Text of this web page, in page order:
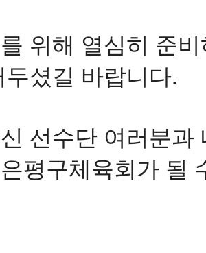
위해 열심히 준
두셨길 바랍니다.
선수단 여러분
평구체육회가 될